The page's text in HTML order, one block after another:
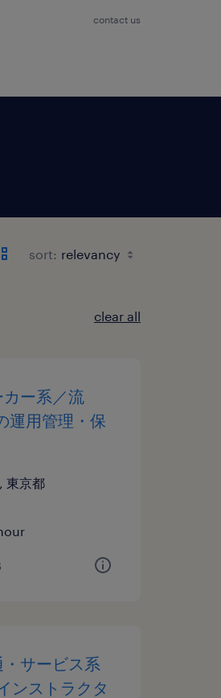
contact us
sort:
clear all
カー系／流
運用管理・保
東京都
サービス系
ンストラクタ